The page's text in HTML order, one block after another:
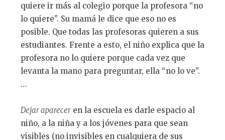
quiere ir más al colegio porque la profesora “no
lo quiere”. Su mamá le dice que eso no es
posible. Que todas las profesoras quieren a sus
estudiantes. Frente a esto, el niño explica que la
profesora no lo quiere porque cada vez que
levanta la mano para preguntar, ella “no lo ve”.
…
Dejar apareceren la escuela es darle espacio al
niño, a la niña y a los jóvenes para que sean
visibles (no invisibles en cualquiera de sus